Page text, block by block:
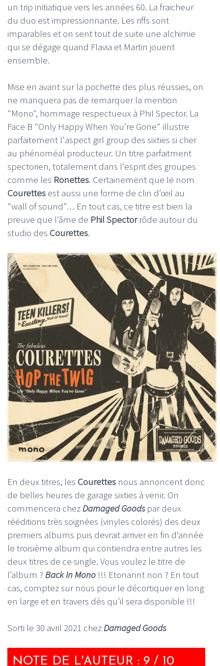
un trip initiatique vers les années 60. La fraicheur
du duo est impressionnante. Les riffs sont
imparables et on sent tout de suite une alchimie
qui se dégage quand Flavia et Martin jouent
ensemble.
Mise en avant sur la pochette des plus réussies, on
ne manquera pas de remarquer la mention
"Mono", hommage respectueux à Phil Spector. La
Face B "Only Happy When You’re Gone" illustre
parfaitement l'aspect girl group des sixties si cher
au phénoméal producteur. Un titre parfaitment
spectorien, totalement dans l'esprit des groupes
comme les Ronettes. Certainement que le nom
Courettes est aussi une forme de clin d’œil au
"wall of sound"… En tout cas, ce titre est bien la
preuve que l’âme de Phil Spectorrôde autour du
studio des Courettes.
En deux titres, les Courettes nous annoncent donc
de belles heures de garage sixties à venir. On
commencera chezDamaged Goodspar deux
rééditions très soignées (vinyles colorés) des deux
premiers albums puis devrait arriver en fin d‘année
le troisième album qui contiendra entre autres les
deux titres de ce single. Vous voulez le titre de
l’album ? Back In Mono !!! Etonannt non ? En tout
cas, comptez sur nous pour le décortiquer en long
en large et en travers dès qu’il sera disponible !!!
Sorti le 30 avril 2021 chezDamaged Goods
NOTE DE L'AUTEUR : 9 / 10